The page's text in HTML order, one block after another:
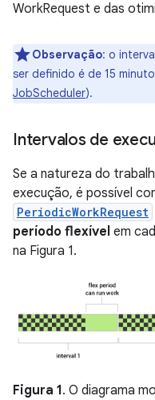
WorkRequest e das
Observação: o
ser definido é de 15
JobScheduler).
Intervalos de
Se a natureza do
execução, é possível
PeriodicWorkRequest
período flexível em
na Figura 1.
Figura 1. O diagrama